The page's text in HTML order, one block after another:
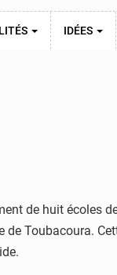
IDÉES
de huit écoles
Toubacoura.